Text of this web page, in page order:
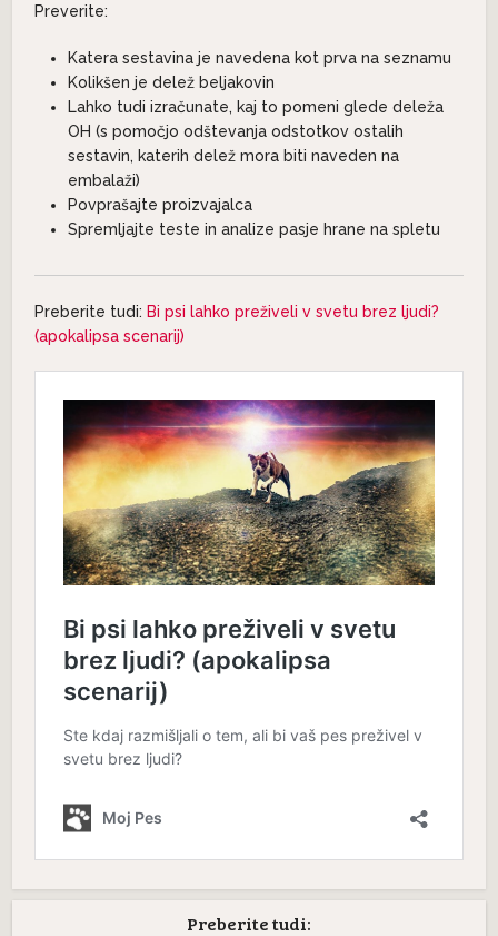
Preverite:
Katera sestavina je navedena kot prva na seznamu
Kolikšen je delež beljakovin
Lahko tudi izračunate, kaj to pomeni glede deleža
OH (s pomočjo odštevanja odstotkov ostalih
sestavin, katerih delež mora biti naveden na
embalaži)
Povprašajte proizvajalca
Spremljajte teste in analize pasje hrane na spletu
Preberite tudi: Bi psi lahko preživeli v svetu brez ljudi?
(apokalipsa scenarij)
Preberite tudi: